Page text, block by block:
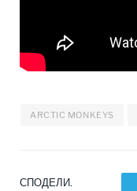
ARCTIC MONKEYS
СПОДЕЛИ.